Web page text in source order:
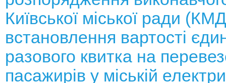
Київської міської ради
встановлення вартості
разового квитка на
пасажирів у міській